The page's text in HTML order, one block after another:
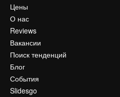
Цены
О нас
Reviews
Вакансии
Поиск тенденций
Блог
События
Slidesgo